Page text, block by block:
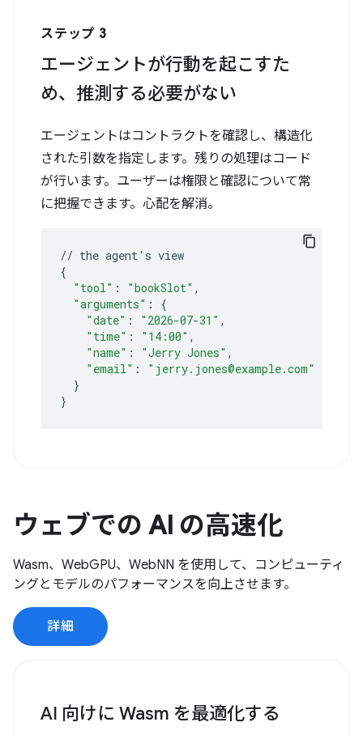
ステップ 3
エージェントが行動を起こすた
め、推測する必要がない
エージェントはコントラクトを確認し、構造化
された引数を指定します。残りの処理はコード
が行います。ユーザーは権限と確認について常
に把握できます。心配を解消。
// the agent' s
{
"tool" : "bookSlot"
"arguments" :
{
"date" : "2026-07-31"
"time" : "14:00"
"name" : "Jerry Jones"
"email" :
"jerry.jones@example.com"
}
}
ウェブでの AI の高速化
Wasm、WebGPU、WebNN を使用して、コンピューティ
ングとモデルのパフォーマンスを向上させます。
詳細
AI 向けに Wasm を最適化する